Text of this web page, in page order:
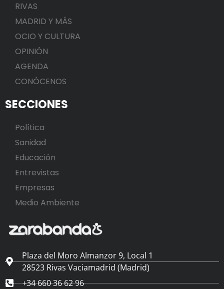
RIVAS
MADRID Y MÁS
OCIO Y CULTURA
OPINIÓN
AGENDA
CONÓCENOS
SECCIONES
Política
Sanidad
Educación
Entrevistas
Empresas
Medio Ambiente
Plaza del Moro Almanzor 9, Local 1
28523 Rivas Vaciamadrid (Madrid)
+34 660 36 62 96